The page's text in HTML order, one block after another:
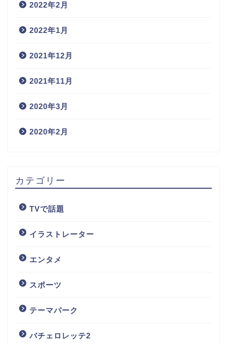
2022年2月
2022年1月
2021年12月
2021年11月
2020年3月
2020年2月
カテゴリー
TVで話題
イラストレーター
エンタメ
スポーツ
テーマパーク
バチェロレッテ2